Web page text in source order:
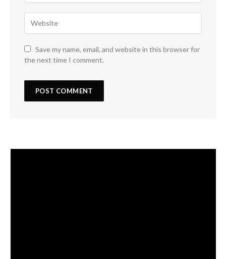
Save my name, email, and website in this browser for
the next time I comment.